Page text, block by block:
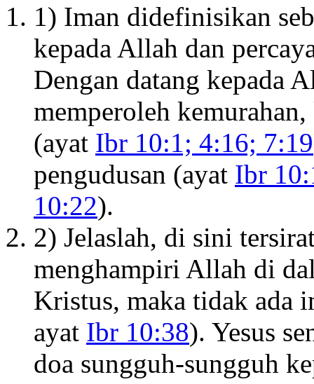
1) Iman didefinisikan
kepada Allah dan
Dengan datang kepada
memperoleh
(ayat Ibr 10:1; 4:16; 7:19
pengudusan (ayat Ibr
10:22).
2) Jelaslah, di sini
menghampiri Allah di
Kristus, maka tidak ada
ayat Ibr 10:38). Yesus
doa sungguh-sungguh